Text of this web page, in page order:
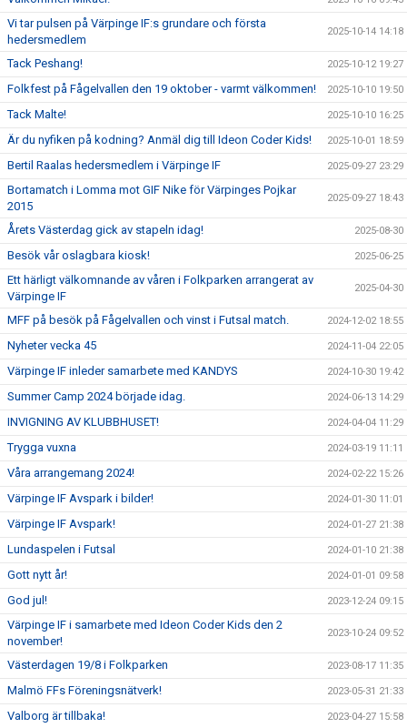
Vi tar pulsen på Värpinge IF:s grundare och första
hedersmedlem
2025-10-14 14:18
Tack Peshang! 2025-10-12 19:27
Folkfest på Fågelvallen den 19 oktober - varmt välkommen! 2025-10-10 19:50
Tack Malte! 2025-10-10 16:25
Är du nyfiken på kodning? Anmäl dig till Ideon Coder Kids! 2025-10-01 18:59
Bertil Raalas hedersmedlem i Värpinge IF 2025-09-27 23:29
Bortamatch i Lomma mot GIF Nike för Värpinges Pojkar
2015
2025-09-27 18:43
Årets Västerdag gick av stapeln idag! 2025-08-30
Besök vår oslagbara kiosk! 2025-06-25
Ett härligt välkomnande av våren i Folkparken arrangerat av
Värpinge IF
2025-04-30
MFF på besök på Fågelvallen och vinst i Futsal match. 2024-12-02 18:55
Nyheter vecka 45 2024-11-04 22:05
Värpinge IF inleder samarbete med KANDYS 2024-10-30 19:42
Summer Camp 2024 började idag. 2024-06-13 14:29
INVIGNING AV KLUBBHUSET! 2024-04-04 11:29
Trygga vuxna 2024-03-19 11:11
Våra arrangemang 2024! 2024-02-22 15:26
Värpinge IF Avspark i bilder! 2024-01-30 11:01
Värpinge IF Avspark! 2024-01-27 21:38
Lundaspelen i Futsal 2024-01-10 21:38
Gott nytt år! 2024-01-01 09:58
God jul! 2023-12-24 09:15
Värpinge IF i samarbete med Ideon Coder Kids den 2
november!
2023-10-24 09:52
Västerdagen 19/8 i Folkparken 2023-08-17 11:35
Malmö FFs Föreningsnätverk! 2023-05-31 21:33
Valborg är tillbaka! 2023-04-27 15:58